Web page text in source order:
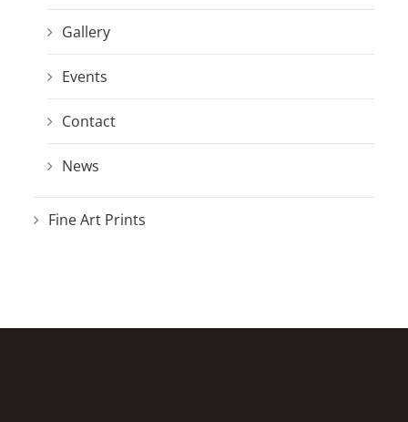
Gallery
Events
Contact
News
Fine Art Prints